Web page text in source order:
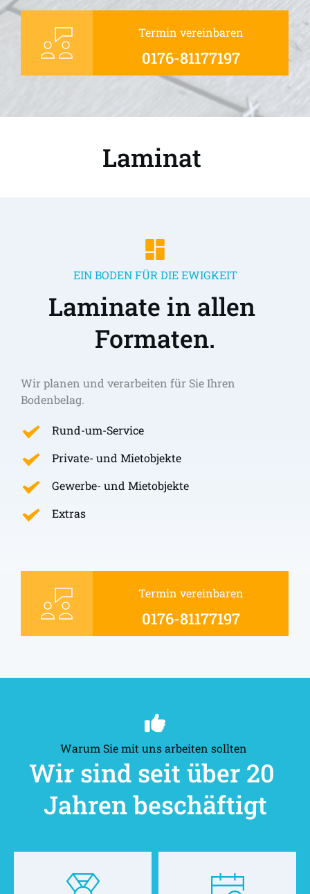
Termin vereinbaren
0176-81177197
Laminat
EIN BODEN FÜR DIE EWIGKEIT
Laminate in allen
Formaten.
Wir planen und verarbeiten für Sie Ihren
Bodenbelag.
Rund-um-Service
Private- und Mietobjekte
Gewerbe- und Mietobjekte
Extras
Termin vereinbaren
0176-81177197
Warum Sie mit uns arbeiten sollten
Wir sind seit über 20
Jahren beschäftigt